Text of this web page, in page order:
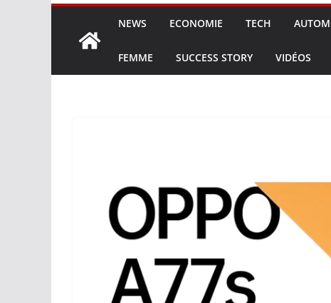
NEWS ECONOMIE TECH
FEMME SUCCESS STORY VIDÉOS